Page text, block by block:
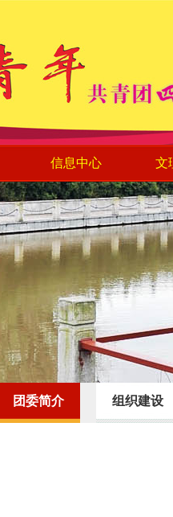
信息中心 文
团委简介 组织建设